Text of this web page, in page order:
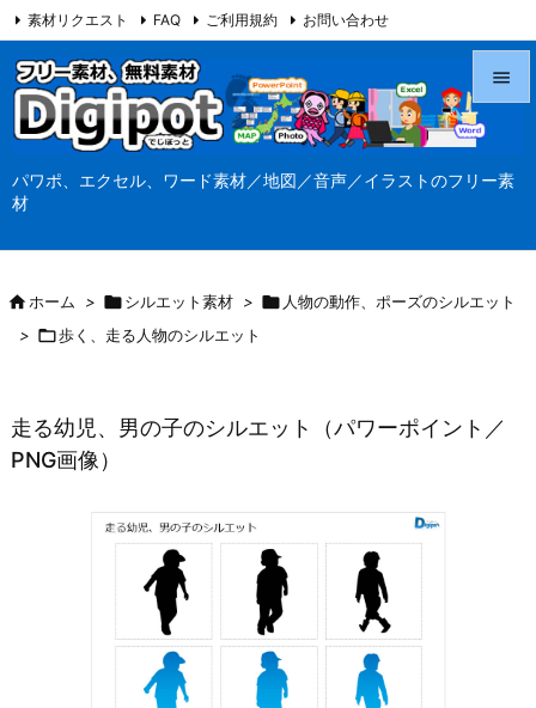
パワポ、エクセル、ワード素材／地図／音声／イラストのフリー素
材




素材リクエスト FAQ ご利用規約 お問い合わせ
当サイト（Digipot.net）について
ホーム > シルエット素材 >  人物の動作、ポーズのシルエット
> 歩く、走る人物のシルエット
走る幼児、男の子のシルエット（パワーポイント／
PNG画像）